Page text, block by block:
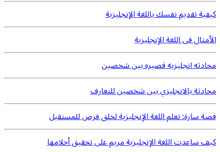
كيفية تقديم نفسك باللغة الإنجليزية
الأمثال فى اللغة الإنجليزية
محادثه انجليزيه قصيره بين شخصين
محادثة بالانجليزي بين شخصين للتعارف
قصة سارة: تعلم اللغة الإنجليزية لخلق فرص للمستقبل
كيف ساعدت اللغة الإنجليزية مريم على تحقيق أحلامها